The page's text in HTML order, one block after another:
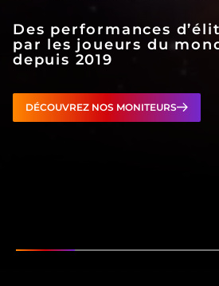
Des performances
par les joueurs du
depuis 2019
DÉCOUVREZ NOS MONITEURS
Marque de